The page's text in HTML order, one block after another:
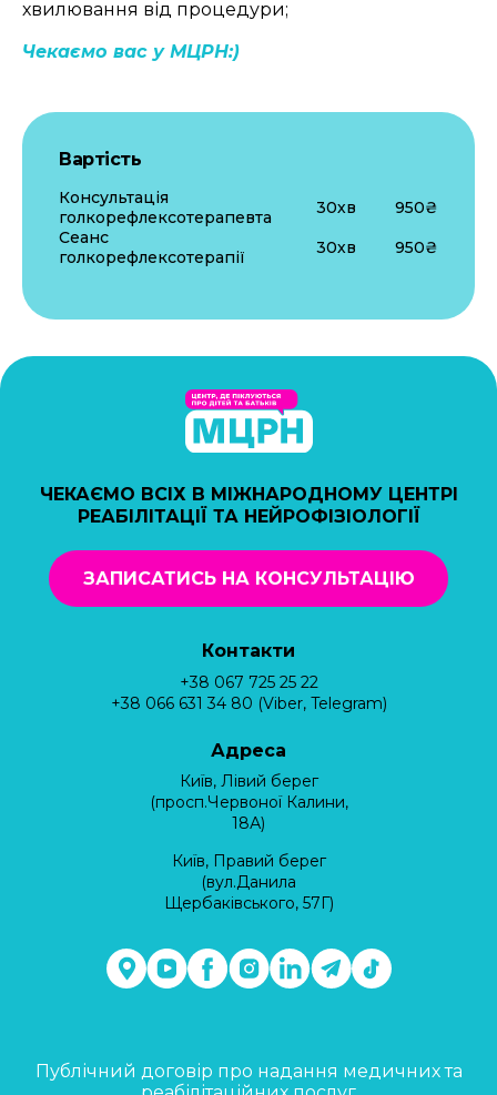
хвилювання від процедури;
Чекаємо вас у МЦРН:)
Вартість
Консультація
голкорефлексотерапевта
30хв
950₴
Сеанс
голкорефлексотерапії
30хв 950₴
ЧЕКАЄМО ВСІХ В МІЖНАРОДНОМУ ЦЕНТРІ
РЕАБІЛІТАЦІЇ ТА НЕЙРОФІЗІОЛОГІЇ
ЗАПИСАТИСЬ НА КОНСУЛЬТАЦІЮ
Контакти
+38 067 725 25 22
+38 066 631 34 80 (Viber, Telegram)
Адреса
Київ, Лівий берег
(просп.Червоної Калини,
18А)
Київ, Правий берег
(вул.Данила
Щербаківського, 57Г)
Публічний договір про надання медичних та